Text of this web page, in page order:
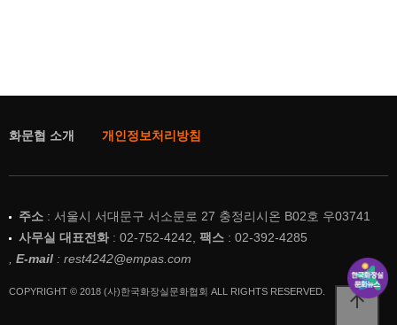
화문협 소개 개인정보처리방침
주소 : 서울시 서대문구 서소문로 27 충정리시온 B02호 우03741
사무실 대표전화: 02-752-4242, 팩스 : 02-392-4285
E-mail : rest4242@empas.com
COPYRIGHT © 2018 (사)한국화장실문화협회 ALL RIGHTS RESERVED. arrow_upward